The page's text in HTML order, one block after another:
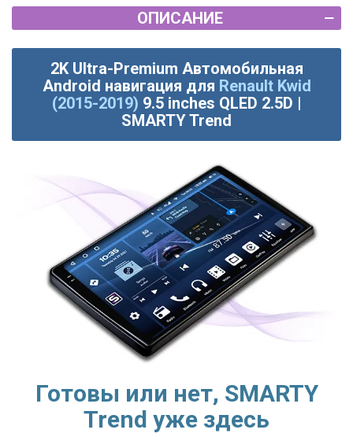
ОПИСАНИЕ
2K Ultra-Premium Автомобильная
Android навигация для Renault Kwid
(2015-2019) 9.5 inches QLED 2.5D |
SMARTY Trend
Готовы или нет, SMARTY
Trend уже здесь